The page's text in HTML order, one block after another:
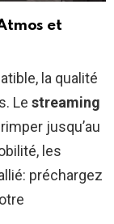
et
la qualité
Le streaming
jusqu’au
les
préchargez